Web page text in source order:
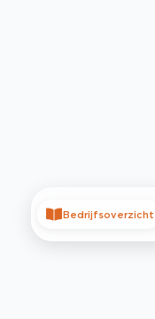
Bedrijfsoverzicht